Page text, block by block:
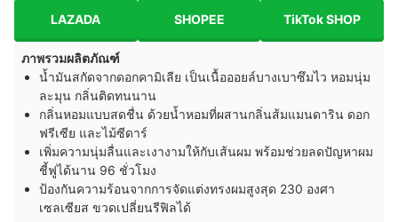
LAZADA SHOPEE TikTok SHOP
ภาพรวมผลิตภัณฑ์
น้ำมันสกัดจากดอกคามิเลีย เป็นเนื้อออยล์บางเบาซึมไว หอมนุ่ม
ละมุน กลิ่นติดทนนาน
กลิ่นหอมแบบสดชื่น ด้วยน้ำหอมที่ผสานกลิ่นส้มแมนดาริน ดอก
ฟรีเซีย และไม้ซีดาร์
เพิ่มความนุ่มลื่นและเงางามให้กับเส้นผม พร้อมช่วยลดปัญหาผม
ชี้ฟูได้นาน 96 ชั่วโมง
ป้องกันความร้อนจากการจัดแต่งทรงผมสูงสุด 230 องศา
เซลเซียส ขวดเปลี่ยนรีฟิลได้